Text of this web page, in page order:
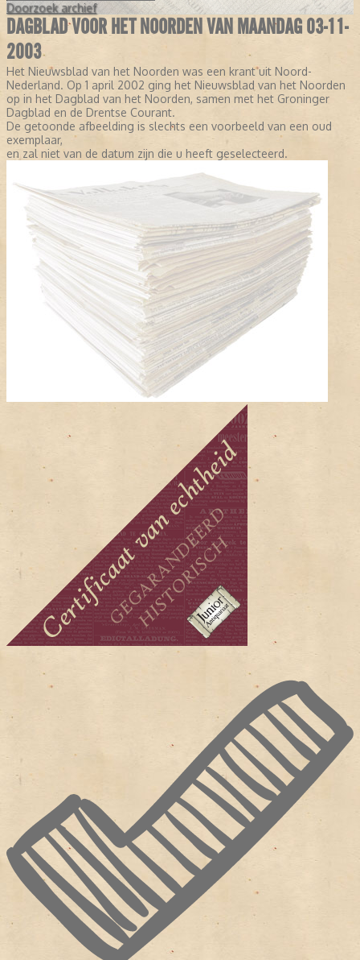
Doorzoek archief
DAGBLAD VOOR HET NOORDEN VAN MAANDAG 03-11-
2003
Het Nieuwsblad van het Noorden was een krant uit Noord-
Nederland. Op 1 april 2002 ging het Nieuwsblad van het Noorden
op in het Dagblad van het Noorden, samen met het Groninger
Dagblad en de Drentse Courant.
De getoonde afbeelding is slechts een voorbeeld van een oud
exemplaar,
en zal niet van de datum zijn die u heeft geselecteerd.